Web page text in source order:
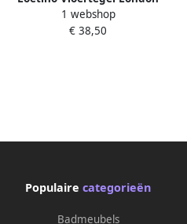
30x60 cm Sand
1 webshop
€ 38,50
Populaire categorieën
Badmeubels